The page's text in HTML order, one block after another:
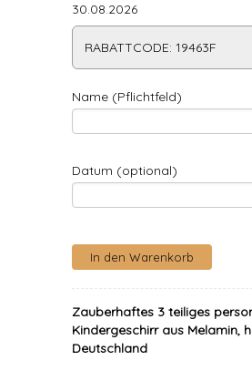
30.08.2026
RABATTCODE: 19463F
Name (Pflichtfeld)
Datum (optional)
Zauberhaftes 3 teiliges
Kindergeschirr aus Melamin,
Deutschland